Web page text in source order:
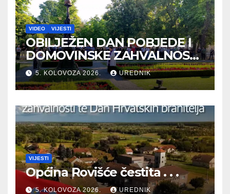
VIDEO VIJESTI
OBILJEŽEN DAN POBJEDE I
DOMOVINSKE ZAHVALNOSTI
TE DAN HRVATSKIH
BRANITELJA
5. KOLOVOZA 2026. UREDNIK
VIJESTI
Općina Rovišće čestita . . .
5. KOLOVOZA 2026. UREDNIK